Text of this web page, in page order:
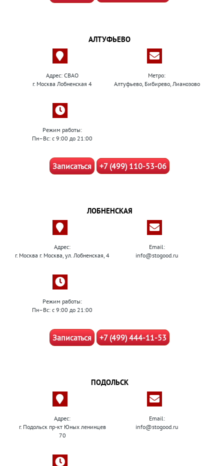
АЛТУФЬЕВО
Адрес: СВАО
г. Москва Лобненская 4
Метро:
Алтуфьево, Бибирево, Лианозово
Режим работы:
Пн–Вс: с 9:00 до 21:00
Записаться +7 (499) 110-53-06
ЛОБНЕНСКАЯ
Адрес:
г. Москва г. Москва, ул. Лобненская, 4
Email:
info@stogood.ru
Режим работы:
Пн–Вс: с 9:00 до 21:00
Записаться +7 (499) 444-11-53
ПОДОЛЬСК
Адрес:
г. Подольск пр-кт Юных ленинцев
70
Email:
info@stogood.ru